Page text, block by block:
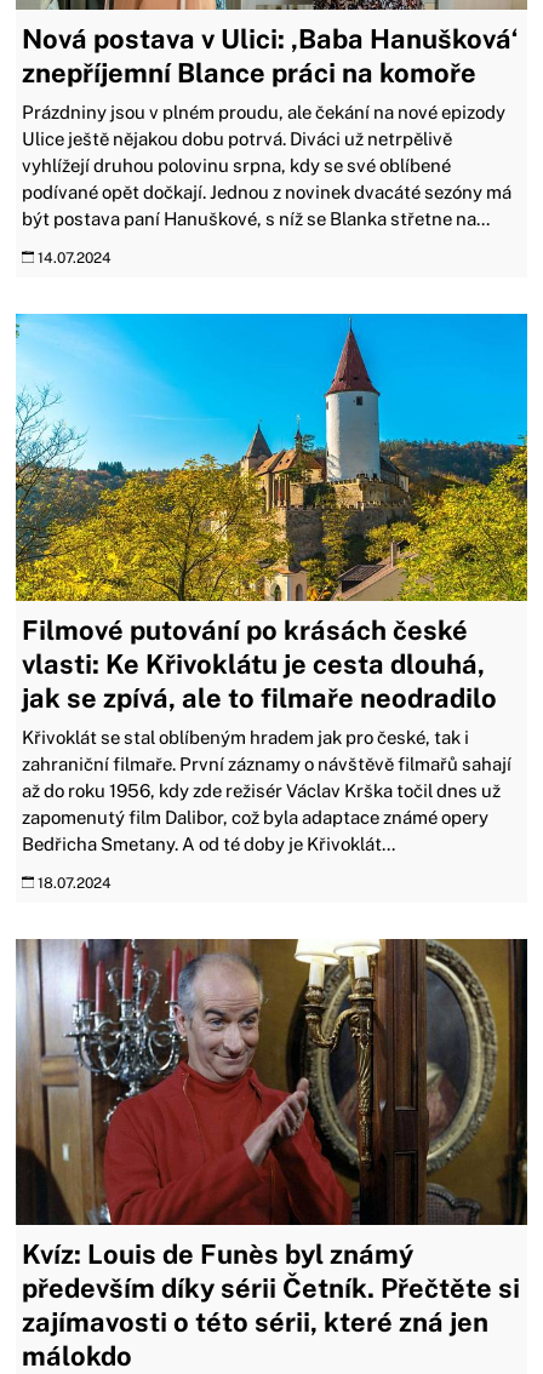
Nová postava v Ulici: ‚Baba Hanušková‘
znepříjemní Blance práci na komoře
Prázdniny jsou v plném proudu, ale čekání na nové epizody
Ulice ještě nějakou dobu potrvá. Diváci už netrpělivě
vyhlížejí druhou polovinu srpna, kdy se své oblíbené
podívané opět dočkají. Jednou z novinek dvacáté sezóny má
být postava paní Hanuškové, s níž se Blanka střetne na...
14.07.2024
Filmové putování po krásách české
vlasti: Ke Křivoklátu je cesta dlouhá,
jak se zpívá, ale to filmaře neodradilo
Křivoklát se stal oblíbeným hradem jak pro české, tak i
zahraniční filmaře. První záznamy o návštěvě filmařů sahají
až do roku 1956, kdy zde režisér Václav Krška točil dnes už
zapomenutý film Dalibor, což byla adaptace známé opery
Bedřicha Smetany. A od té doby je Křivoklát...
18.07.2024
Kvíz: Louis de Funès byl známý
především díky sérii Četník. Přečtěte si
zajímavosti o této sérii, které zná jen
málokdo